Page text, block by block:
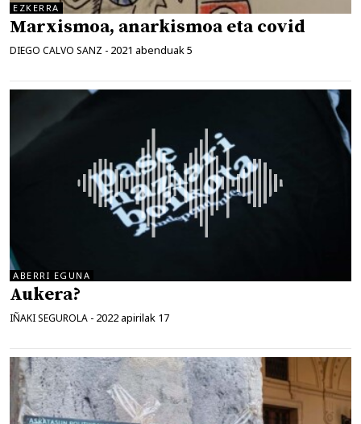
EZKERRA
Marxismoa, anarkismoa eta covid
DIEGO CALVO SANZ - 2021 abenduak 5
ABERRI EGUNA
Aukera?
IÑAKI SEGUROLA - 2022 apirilak 17